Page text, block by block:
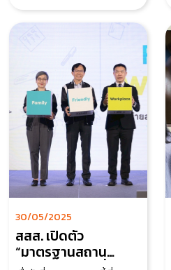
กิจกรรมอบ
30/05/2025
สสส. เปิดตัว
“มาตรฐานสถาน